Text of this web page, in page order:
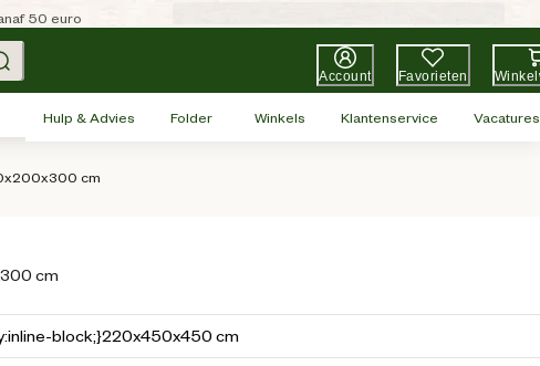
50 euro
Account Favorieten
Hulp & Advies Folder Winkels Klantenservice Vacatures
cm
cm